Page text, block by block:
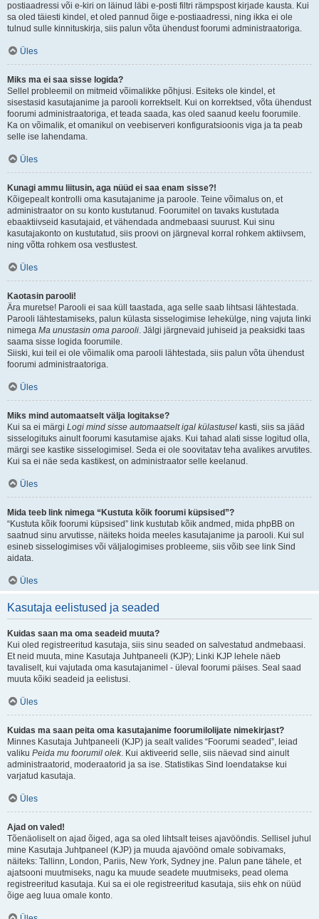
postiaadressi või e-kiri on läinud läbi e-posti filtri rämpspost kirjade kausta. Kui
sa oled täiesti kindel, et oled pannud õige e-postiaadressi, ning ikka ei ole
tulnud sulle kinnituskirja, siis palun võta ühendust foorumi administraatoriga.
Üles
Miks ma ei saa sisse logida?
Sellel probleemil on mitmeid võimalikke põhjusi. Esiteks ole kindel, et
sisestasid kasutajanime ja parooli korrektselt. Kui on korrektsed, võta ühendust
foorumi administraatoriga, et teada saada, kas oled saanud keelu foorumile.
Ka on võimalik, et omanikul on veebiserveri konfiguratsioonis viga ja ta peab
selle ise lahendama.
Üles
Kunagi ammu liitusin, aga nüüd ei saa enam sisse?!
Kõigepealt kontrolli oma kasutajanime ja paroole. Teine võimalus on, et
administraator on su konto kustutanud. Foorumitel on tavaks kustutada
ebaaktiivseid kasutajaid, et vähendada andmebaasi suurust. Kui sinu
kasutajakonto on kustutatud, siis proovi on järgneval korral rohkem aktiivsem,
ning võtta rohkem osa vestlustest.
Üles
Kaotasin parooli!
Ära muretse! Parooli ei saa küll taastada, aga selle saab lihtsasi lähtestada.
Parooli lähtestamiseks, palun külasta sisselogimise lehekülge, ning vajuta linki
nimega Ma unustasin oma parooli. Jälgi järgnevaid juhiseid ja peaksidki taas
saama sisse logida foorumile.
Siiski, kui teil ei ole võimalik oma parooli lähtestada, siis palun võta ühendust
foorumi administraatoriga.
Üles
Miks mind automaatselt välja logitakse?
Kui sa ei märgi Logi mind sisse automaatselt igal külastusel kasti, siis sa jääd
sisselogituks ainult foorumi kasutamise ajaks. Kui tahad alati sisse logitud olla,
märgi see kastike sisselogimisel. Seda ei ole soovitatav teha avalikes arvutites.
Kui sa ei näe seda kastikest, on administraator selle keelanud.
Üles
Mida teeb link nimega “Kustuta kõik foorumi küpsised”?
“Kustuta kõik foorumi küpsised” link kustutab kõik andmed, mida phpBB on
saatnud sinu arvutisse, näiteks hoida meeles kasutajanime ja parooli. Kui sul
esineb sisselogimises või väljalogimises probleeme, siis võib see link Sind
aidata.
Üles
Kasutaja eelistused ja seaded
Kuidas saan ma oma seadeid muuta?
Kui oled registreeritud kasutaja, siis sinu seaded on salvestatud andmebaasi.
Et neid muuta, mine Kasutaja Juhtpaneeli (KJP); Linki KJP lehele näeb
tavaliselt, kui vajutada oma kasutajanimel - üleval foorumi päises. Seal saad
muuta kõiki seadeid ja eelistusi.
Üles
Kuidas ma saan peita oma kasutajanime foorumilolijate nimekirjast?
Minnes Kasutaja Juhtpaneeli (KJP) ja sealt valides “Foorumi seaded”, leiad
valiku Peida mu foorumil olek. Kui aktiveerid selle, siis näevad sind ainult
administraatorid, moderaatorid ja sa ise. Statistikas Sind loendatakse kui
varjatud kasutaja.
Üles
Ajad on valed!
Tõenäoliselt on ajad õiged, aga sa oled lihtsalt teises ajavööndis. Sellisel juhul
mine Kasutaja Juhtpaneel (KJP) ja muuda ajavöönd omale sobivamaks,
näiteks: Tallinn, London, Pariis, New York, Sydney jne. Palun pane tähele, et
ajatsooni muutmiseks, nagu ka muude seadete muutmiseks, pead olema
registreeritud kasutaja. Kui sa ei ole registreeritud kasutaja, siis ehk on nüüd
õige aeg luua omale konto.